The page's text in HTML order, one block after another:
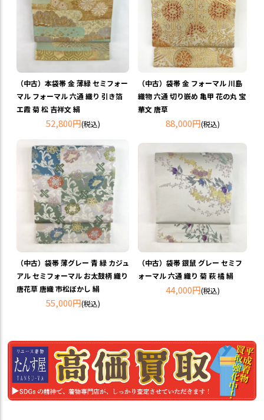
（中古）本袋帯 金 薄緑 セミフォー
マル フォーマル 六通 織り 引き箔
エ霞 菊 松 吉祥文 絹
52,800円(税込)
（中古）袋帯 金 フォーマル 川島
織物 六通 切り嵌め 亀甲 花の丸 宝
華文 唐草
88,000円(税込)
（中古）袋帯 薄グレー 青 緑 カジュ
アル セミフォーマル お太鼓柄 織り
唐花草 唐織 市松ぼかし 絹
55,000円(税込)
（中古）袋帯 銀鼠 グレー セミフ
ォーマル 六通 織り 菊 萩 橘 絹
44,000円(税込)